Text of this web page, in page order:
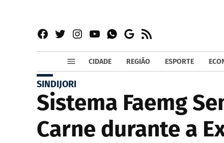
Facebook
TwitterInstagram
YouTubeWhatsapp
Google
News
RSS
CIDADE REGIÃO ESPORTE
SINDIJORI
Sistema Faemg
Carne durante a